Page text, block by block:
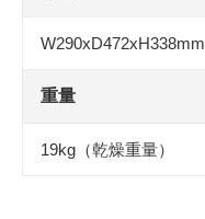
W290xD472xH338mm​
重量
19kg（乾燥重量）